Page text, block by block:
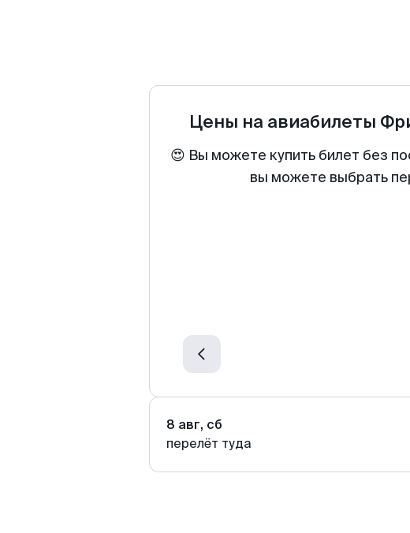
Цены на авиабилеты
😍 Вы можете купить билет без
вы можете выбрать
8 авг, сб
перелёт туда